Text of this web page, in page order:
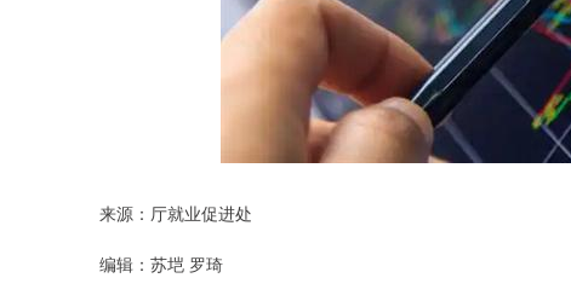
来源：厅就业促进处
编辑：苏垲 罗琦